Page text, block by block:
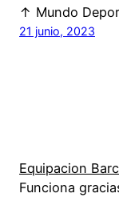
↑ Mundo
21 junio, 2023
Equipacion
Funciona